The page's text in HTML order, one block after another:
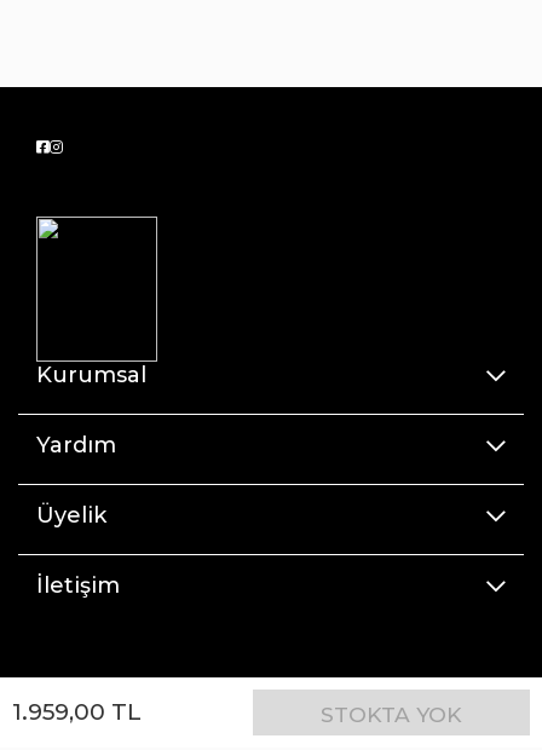
1.959,00 TL STOKTA YOK
Kurumsal
Yardım
Üyelik
İletişim